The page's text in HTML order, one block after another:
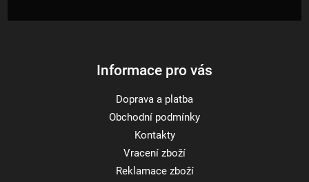
Informace pro vás
Doprava a platba
Obchodní podmínky
Kontakty
Vracení zboží
Reklamace zboží